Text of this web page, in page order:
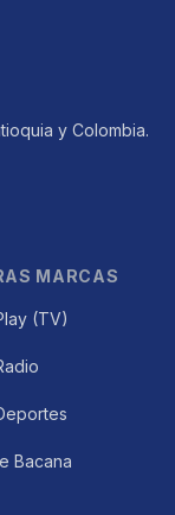
y Colombia.
MARCAS
(TV)
Bacana